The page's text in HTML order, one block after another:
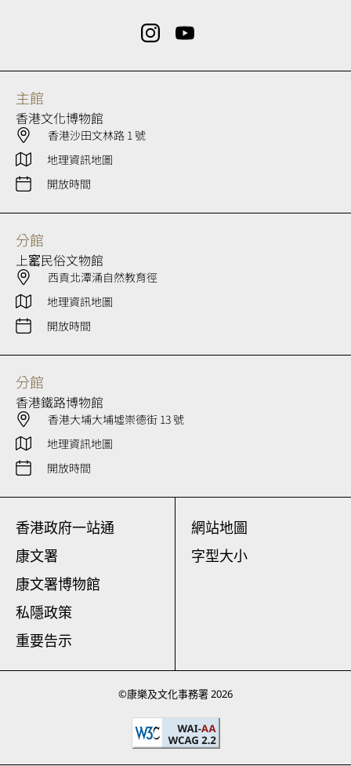
主館
香港文化博物館
香港沙田文林路 1 號
地理資訊地圖
開放時間
分館
上窰民俗文物館
西貢北潭涌自然教育徑
地理資訊地圖
開放時間
分館
香港鐵路博物館
香港大埔大埔墟崇德街 13 號
地理資訊地圖
開放時間
香港政府一站通
康文署
康文署博物館
私隱政策
重要告示
網站地圖
字型大小
©康樂及文化事務署2026